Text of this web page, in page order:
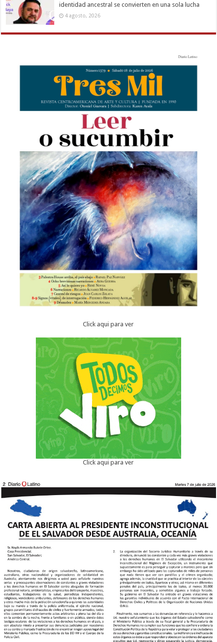
identidad ancestral se convierten en una sola lucha
4 agosto, 2026
Click aqui para ver
Click aqui para ver